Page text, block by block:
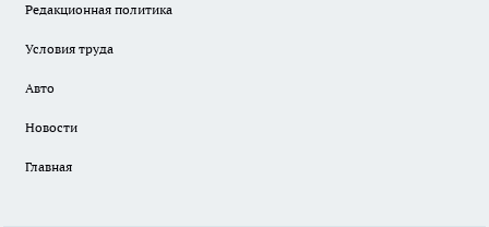
Редакционная политика
Условия труда
Авто
Новости
Главная